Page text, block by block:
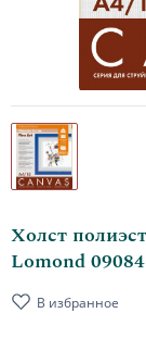
Холст
Lomond
В избранное